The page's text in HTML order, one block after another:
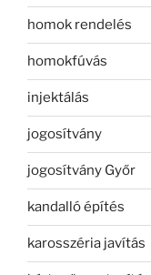
homok rendelés
homokfúvás
injektálás
jogosítvány
jogosítvány Győr
kandalló építés
karosszéria javítás